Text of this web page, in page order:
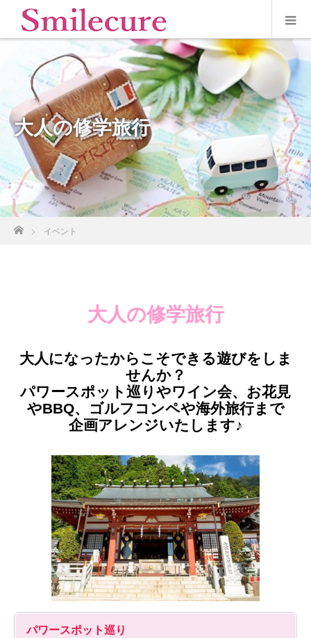
大人の修学旅行
イベント
大人の修学旅行
大人になったからこそできる遊びをしま
せんか？
パワースポット巡りやワイン会、お花見
やBBQ、ゴルフコンペや海外旅行まで
企画アレンジいたします♪
パワースポット巡り